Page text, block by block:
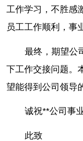
工作学习，不胜感
员工工作顺利，事
最终，期望公
下工作交接问题。
望能得到公司领导
诚祝**公司事
此致